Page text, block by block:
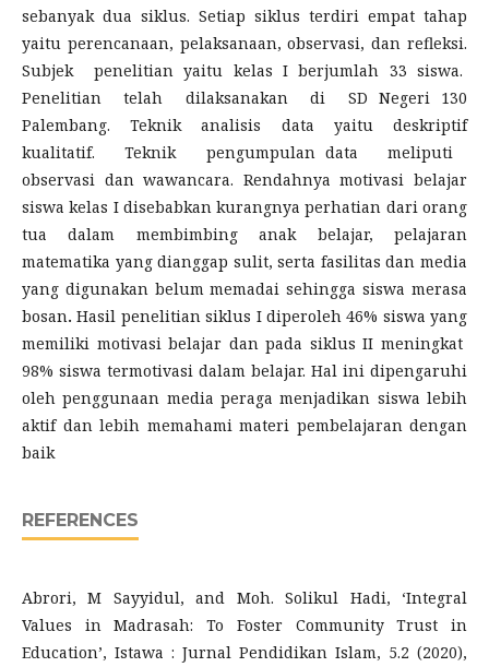
sebanyak dua siklus. Setiap siklus terdiri empat tahap
yaitu perencanaan, pelaksanaan, observasi, dan refleksi.
Subjek penelitian yaitu kelas I berjumlah 33 siswa.
Penelitian telah dilaksanakan di SD Negeri 130
Palembang. Teknik analisis data yaitu deskriptif
kualitatif. Teknik pengumpulan data meliputi
observasi dan wawancara. Rendahnya motivasi belajar
siswa kelas I disebabkan kurangnya perhatian dari orang
tua dalam membimbing anak belajar, pelajaran
matematika yang dianggap sulit, serta fasilitas dan media
yang digunakan belum memadai sehingga siswa merasa
bosan.Hasil penelitian siklus I diperoleh 46% siswa yang
memiliki motivasi belajar dan pada siklus II meningkat
98% siswa termotivasi dalam belajar. Hal ini dipengaruhi
oleh penggunaan media peraga menjadikan siswa lebih
aktif dan lebih memahami materi pembelajaran dengan
baik
REFERENCES
Abrori, M Sayyidul, and Moh. Solikul Hadi, ‘Integral
Values in Madrasah: To Foster Community Trust in
Education’, Istawa : Jurnal Pendidikan Islam, 5.2 (2020),